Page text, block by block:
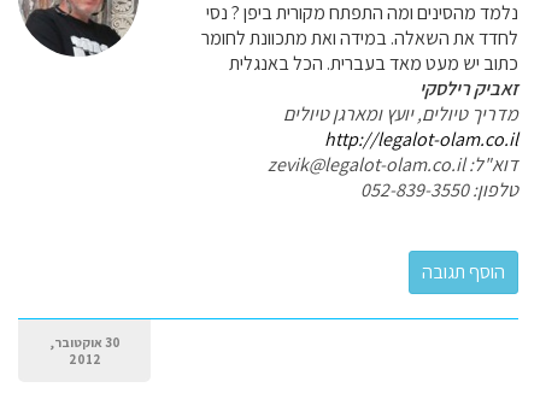
נלמד מהסינים ומה התפתח מקורית ביפן ? נסי
לחדד את השאלה. במידה ואת מתכוונת לחומר
כתוב יש מעט מאד בעברית. הכל באנגלית
זאביק רילסקי
מדריך טיולים, יועץ ומארגן טיולים
http://legalot-olam.co.il
דוא"ל: zevik@legalot-olam.co.il
טלפון: 052-839-3550
30 אוקטובר,
2012